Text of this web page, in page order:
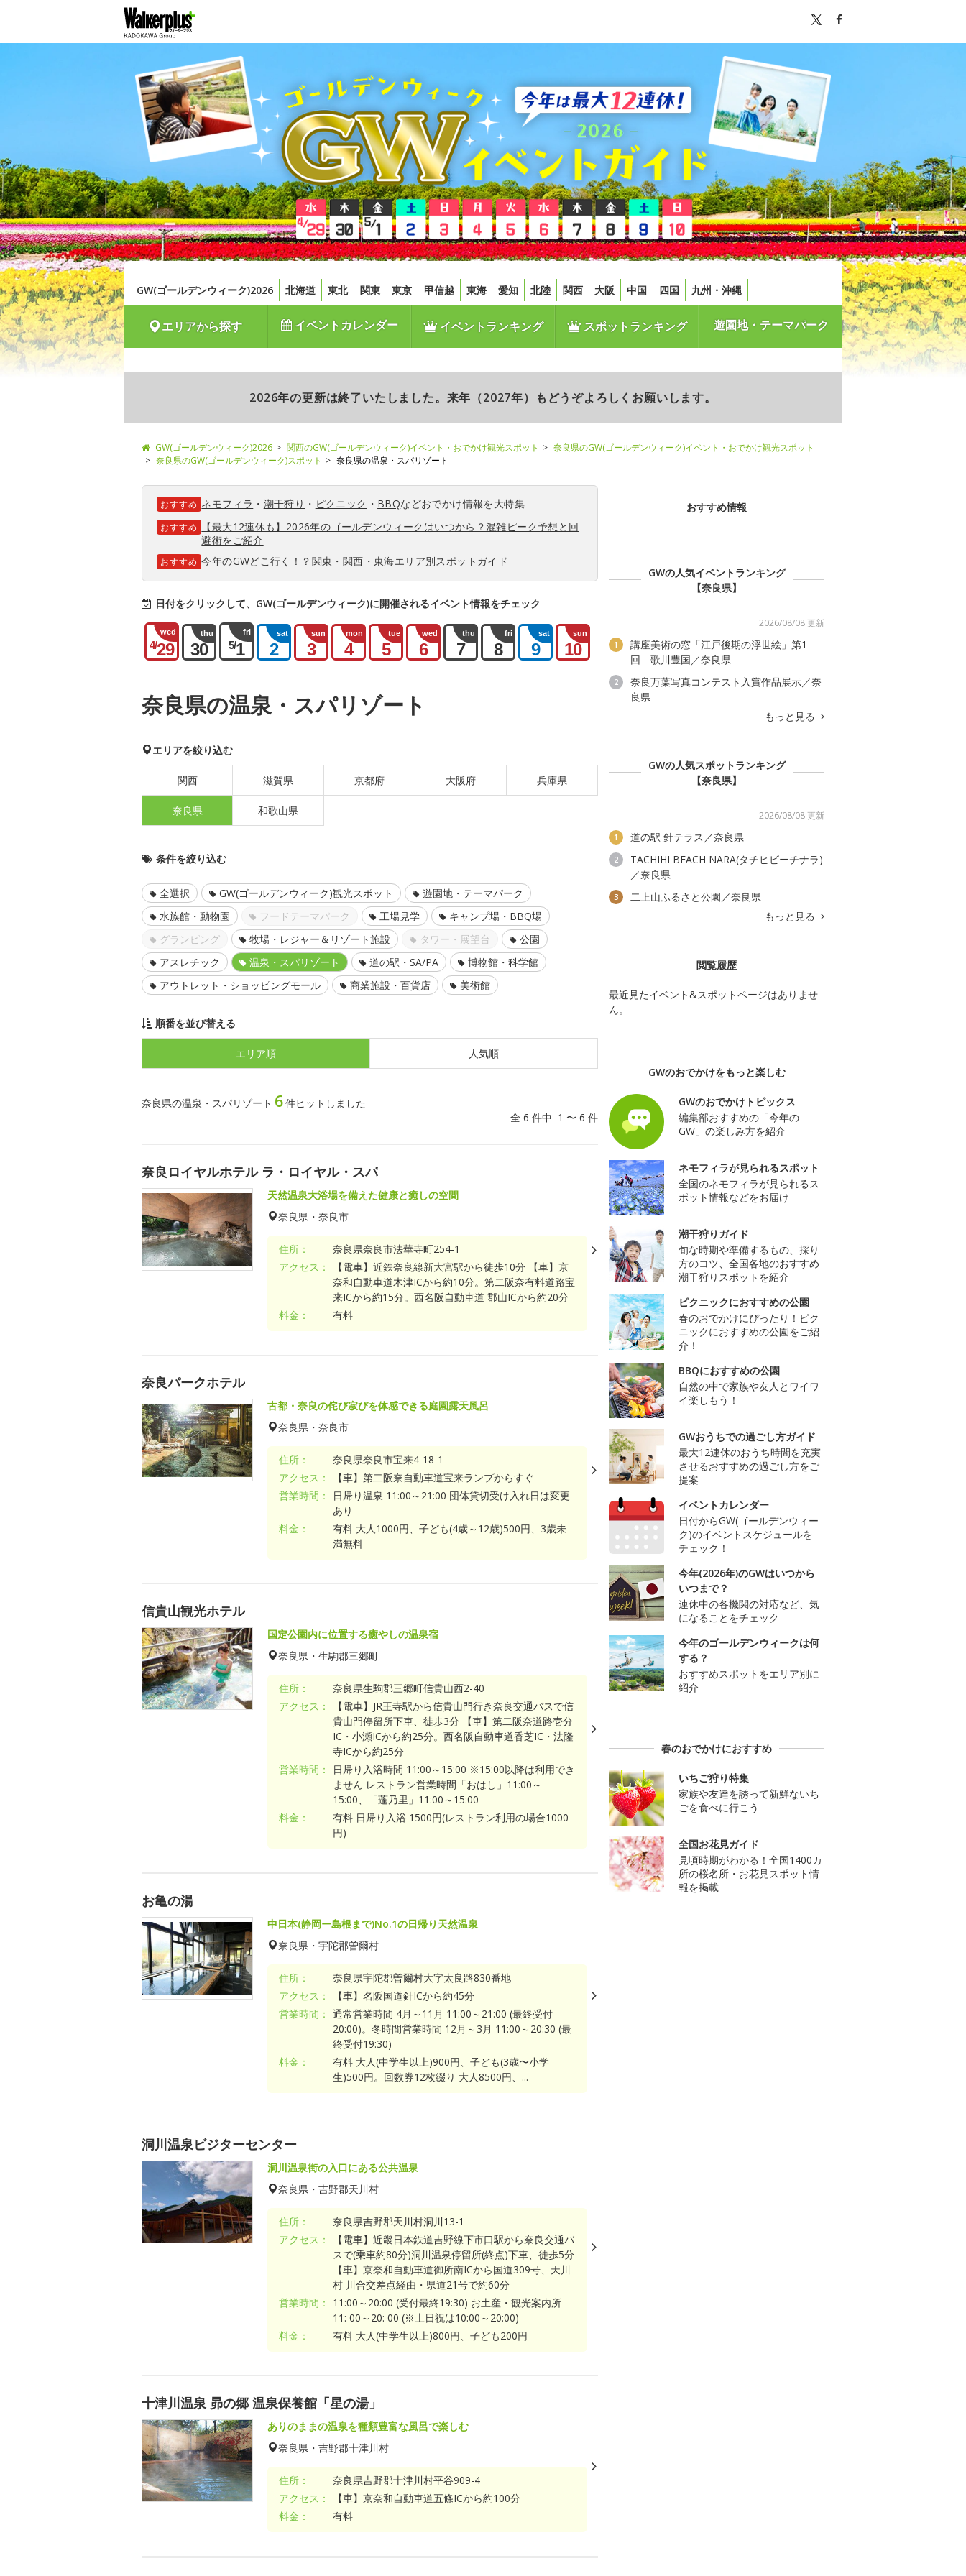
GW(ゴールデンウィーク)2026 北海道 東北 関東 東京 甲信越 東海 愛知 北陸 関西 大阪 中国 四国 九州・沖縄
エリアから探す イベントカレンダー イベントランキング スポットランキング 遊園地・テーマパーク
2026年の更新は終了いたしました。来年（2027年）もどうぞよろしくお願いします。
GW(ゴールデンウィーク)2026 関西のGW(ゴールデンウィーク)イベント・おでかけ観光スポット
奈良県のGW(ゴールデンウィーク)イベント・おでかけ観光スポット
奈良県のGW(ゴールデンウィーク)スポット
奈良県の温泉・スパリゾート
おすすめ ネモフィラ ・ 潮干狩り ・ ピクニック ・ BBQなどおでかけ情報を大特集
おすすめ
【最大12連休も】2026年のゴールデンウィークはいつから？混雑ピーク予想と回
避術をご紹介
おすすめ 今年のGWどこ行く！？関東・関西・東海エリア別スポットガイド
日付をクリックして、GW(ゴールデンウィーク)に開催されるイベント情報をチェック
wed
4/29
thu
30
fri
5/1
sat
2
sun
3
mon
4
tue
5
wed
6
thu
7
fri
8
sat
9
sun
10
奈良県の温泉・スパリゾート
エリアを絞り込む
関西 滋賀県 京都府 大阪府 兵庫県
奈良県 和歌山県
条件を絞り込む
全選択 GW(ゴールデンウィーク)観光スポット
遊園地・テーマパーク
水族館・動物園
フードテーマパーク 工場見学
キャンプ場・BBQ場
グランピング
牧場・レジャー＆リゾート施設 タワー・展望台
公園
アスレチック
温泉・スパリゾート 道の駅・SA/PA
博物館・科学館
アウトレット・ショッピングモール
商業施設・百貨店 美術館
順番を並び替える
エリア順 人気順
奈良県の温泉・スパリゾート 6件ヒットしました
全 6 件中 1 〜 6 件
奈良ロイヤルホテル ラ・ロイヤル・スパ
天然温泉大浴場を備えた健康と癒しの空間
奈良県・奈良市
住所：
奈良県奈良市法華寺町254-1
アクセス：
【電車】近鉄奈良線新大宮駅から徒歩10分 【車】京
奈和自動車道木津ICから約10分。第二阪奈有料道路宝
来ICから約15分。西名阪自動車道 郡山ICから約20分
料金：
有料
奈良パークホテル
古都・奈良の侘び寂びを体感できる庭園露天風呂
奈良県・奈良市
住所：
奈良県奈良市宝来4-18-1
アクセス：
【車】第二阪奈自動車道宝来ランプからすぐ
営業時間：
日帰り温泉 11:00～21:00 団体貸切受け入れ日は変更
あり
料金：
有料 大人1000円、子ども(4歳～12歳)500円、3歳未
満無料
信貴山観光ホテル
国定公園内に位置する癒やしの温泉宿
奈良県・生駒郡三郷町
住所：
奈良県生駒郡三郷町信貴山西2-40
アクセス：
【電車】JR王寺駅から信貴山門行き奈良交通バスで信
貴山門停留所下車、徒歩3分 【車】第二阪奈道路壱分
IC・小瀬ICから約25分。西名阪自動車道香芝IC・法隆
寺ICから約25分
営業時間：
日帰り入浴時間 11:00～15:00 ※15:00以降は利用でき
ません レストラン営業時間「おはし」11:00～
15:00、「蓬乃里」11:00～15:00
料金：
有料 日帰り入浴 1500円(レストラン利用の場合1000
円)
お亀の湯
中日本(静岡ー島根まで)No.1の日帰り天然温泉
奈良県・宇陀郡曽爾村
住所：
奈良県宇陀郡曽爾村大字太良路830番地
アクセス：
【車】名阪国道針ICから約45分
営業時間： 通常営業時間 4月～11月 11:00～21:00 (最終受付
20:00)。冬時間営業時間 12月～3月 11:00～20:30 (最
終受付19:30)
料金：
有料 大人(中学生以上)900円、子ども(3歳〜小学
生)500円。回数券12枚綴り 大人8500円、...
洞川温泉ビジターセンター
洞川温泉街の入口にある公共温泉
奈良県・吉野郡天川村
住所：
奈良県吉野郡天川村洞川13-1
アクセス：
【電車】近畿日本鉄道吉野線下市口駅から奈良交通バ
スで(乗車約80分)洞川温泉停留所(終点)下車、徒歩5分
【車】京奈和自動車道御所南ICから国道309号、天川
村 川合交差点経由・県道21号で約60分
営業時間：
11:00～20:00 (受付最終19:30) お土産・観光案内所
11: 00～20: 00 (※土日祝は10:00～20:00)
料金：
有料 大人(中学生以上)800円、子ども200円
十津川温泉 昴の郷 温泉保養館「星の湯」
ありのままの温泉を種類豊富な風呂で楽しむ
奈良県・吉野郡十津川村
住所：
奈良県吉野郡十津川村平谷909-4
アクセス：
【車】京奈和自動車道五條ICから約100分
料金：
有料
おすすめ情報
GWの人気イベントランキング
【奈良県】
2026/08/08 更新
1
講座美術の窓「江戸後期の浮世絵」第1
回 歌川豊国／奈良県
2
奈良万葉写真コンテスト入賞作品展示／奈
良県
もっと見る
GWの人気スポットランキング
【奈良県】
2026/08/08 更新
1 道の駅 針テラス／奈良県
2
TACHIHI BEACH NARA(タチヒビーチナラ)
／奈良県
3
二上山ふるさと公園／奈良県
もっと見る
閲覧履歴
最近見たイベント&スポットページはありませ
ん。
GWのおでかけをもっと楽しむ
GWのおでかけトピックス
編集部おすすめの「今年の
GW」の楽しみ方を紹介
ネモフィラが見られるスポット
全国のネモフィラが見られるス
ポット情報などをお届け
潮干狩りガイド
旬な時期や準備するもの、採り
方のコツ、全国各地のおすすめ
潮干狩りスポットを紹介
ピクニックにおすすめの公園
春のおでかけにぴったり！ピク
ニックにおすすめの公園をご紹
介！
BBQにおすすめの公園
自然の中で家族や友人とワイワ
イ楽しもう！
GWおうちでの過ごし方ガイド
最大12連休のおうち時間を充実
させるおすすめの過ごし方をご
提案
イベントカレンダー
日付からGW(ゴールデンウィー
ク)のイベントスケジュールを
チェック！
今年(2026年)のGWはいつから
いつまで？
連休中の各機関の対応など、気
になることをチェック
今年のゴールデンウィークは何
する？
おすすめスポットをエリア別に
紹介
春のおでかけにおすすめ
いちご狩り特集
家族や友達を誘って新鮮ないち
ごを食べに行こう
全国お花見ガイド
見頃時期がわかる！全国1400カ
所の桜名所・お花見スポット情
報を掲載